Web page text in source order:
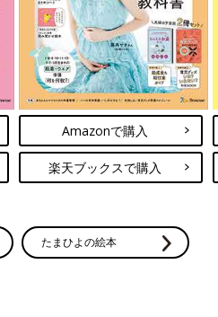
Amazonで購入
楽天ブックスで購入
たまひよの絵本